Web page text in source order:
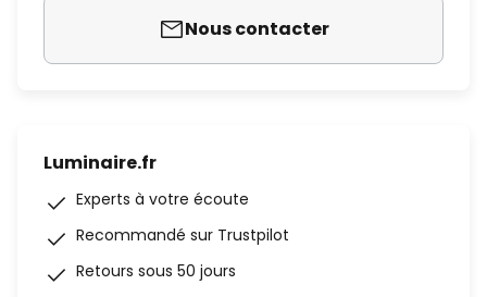
Nous contacter
Luminaire.fr
Experts à votre écoute
Recommandé sur Trustpilot
Retours sous 50 jours